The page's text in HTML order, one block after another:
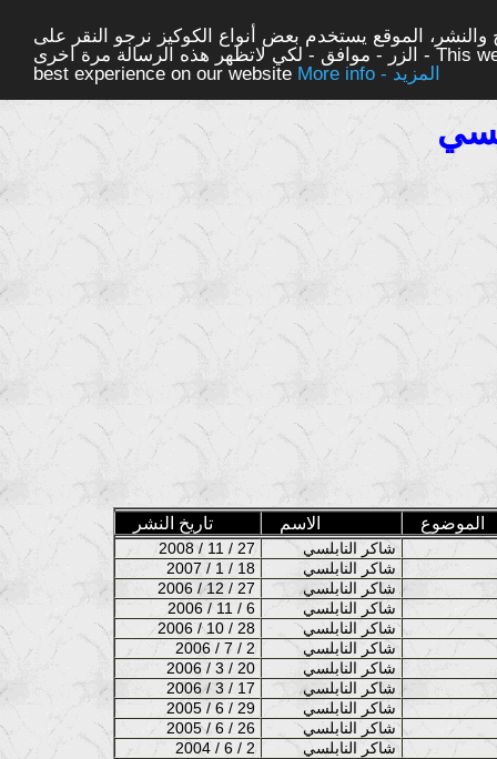
الموقع يستخدم بعض أنواع الكوكيز نرجو النقر على
الزر - موافق - لكي لاتظهر هذه الرسالة مرة اخرى - This website uses cookies to ensure you get the
best experience on our website
More info - المزيد
تاريخ النشر الاسم الموضوع
2008 / 11 / 27
2007 / 1 / 18
2006 / 12 / 27
شاكر النابلسي
2006 / 11 / 6
2006 / 10 / 28
شاكر النابلسي
2006 / 7 / 2
2006 / 3 / 20
2006 / 3 / 17
شاكر النابلسي
2005 / 6 / 29
2005 / 6 / 26
شاكر النابلسي
2004 / 6 / 2